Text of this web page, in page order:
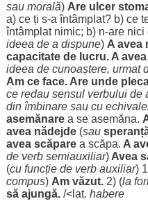
sau morală) Are ulcer
a) ce ți s-aîntâmplat? b) ce
întâmplat nimic; b) n-are nici
ideea de a dispune) A avea
capacitatede lucru. A
ideea de cunoaștere, urmat
Amce face. Are unde
ce redau sensul verbuluide
din îmbinaresau cu
asemănarea se asemăna.
avea nădejde(sau
avea scăparea scăpa. A
de verb semiauxiliar)Avea
(cu funcțiede verb auxiliar)
compus) Am văzut.2) (la
să ajungă./<lat. habere